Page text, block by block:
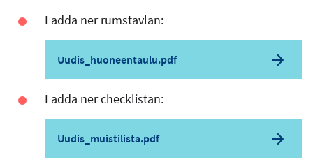
Ladda ner rumstavlan:
Uudis_huoneentaulu.pdf
Ladda ner checklistan:
Uudis_muistilista.pdf